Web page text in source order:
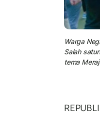
Warga
Salah
tema